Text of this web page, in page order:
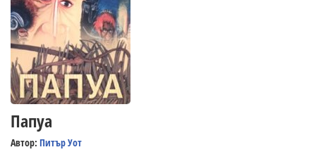
Папуа
Автор: Питър Уот